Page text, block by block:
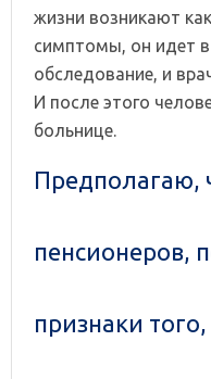
жизни возникают
симптомы, он идет
обследование, и
И после этого
больнице.
Предполагаю,
пенсионеров,
признаки